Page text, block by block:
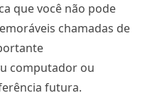
que você não pode
​​chamadas de
computador ou
futura.